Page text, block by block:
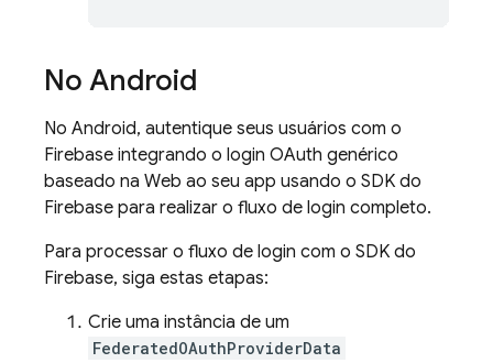
No Android
No Android, autentique seus usuários com o
Firebase integrando o login OAuth genérico
baseado na Web ao seu app usando o SDK do
Firebase para realizar o fluxo de login completo.
Para processar o fluxo de login com o SDK do
Firebase, siga estas etapas:
Crie uma instância de um
FederatedOAuthProviderData